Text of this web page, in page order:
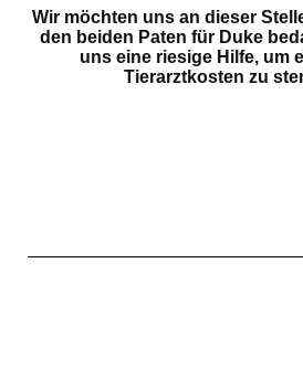
Wir möchten uns an dieser
den beiden Paten für Duke
uns eine riesige Hilfe, um
Tierarztkosten zu